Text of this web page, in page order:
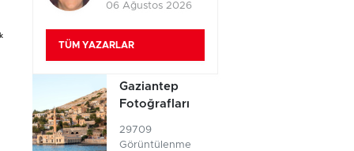
06 Ağustos 2026
TÜM YAZARLAR
Gaziantep
Fotoğrafları
29709
Görüntülenme